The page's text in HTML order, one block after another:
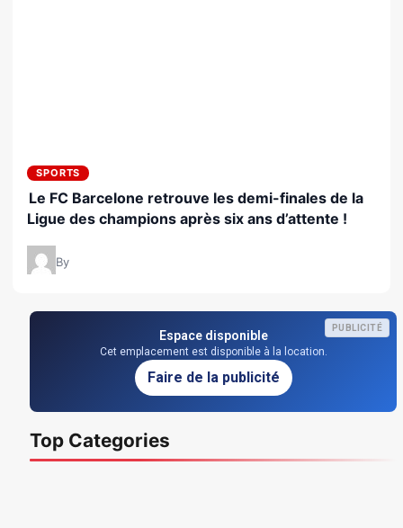
SPORTS
Le FC Barcelone retrouve les demi-finales de la
Ligue des champions après six ans d’attente !
By
PUBLICITÉ
Espace disponible
Cet emplacement est disponible à la location.
Faire de la publicité
Top Categories